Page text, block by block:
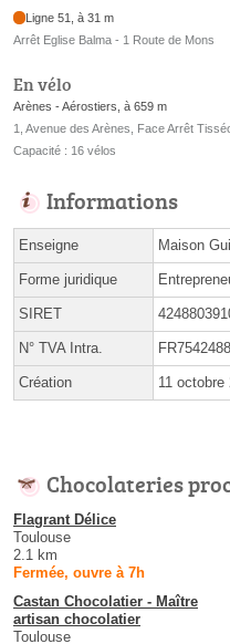
Ligne 51, à 31 m
Arrêt Eglise Balma - 1 Route de Mons
En vélo
Arènes - Aérostiers, à 659 m
1, Avenue des Arènes, Face Arrêt
Capacité : 16 vélos
Informations
Enseigne Maison
Forme juridique
SIRET
N° TVA Intra.
Création 11 octobre
Chocolateries
Flagrant Délice
Toulouse
2.1 km
Fermée, ouvre à 7h
Castan Chocolatier - Maître
artisan chocolatier
Toulouse